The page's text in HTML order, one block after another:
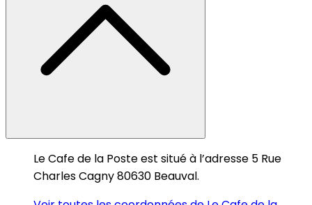
Le Cafe de la Poste est situé à l’adresse 5 Rue
Charles Cagny 80630 Beauval.